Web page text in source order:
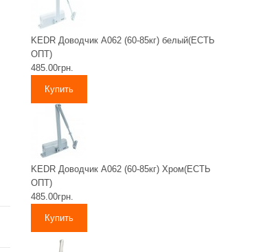
KEDR Доводчик А062 (60-85кг) белый(ЕСТЬ
ОПТ)
485.00грн.
KEDR Доводчик А062 (60-85кг) Хром(ЕСТЬ
ОПТ)
485.00грн.